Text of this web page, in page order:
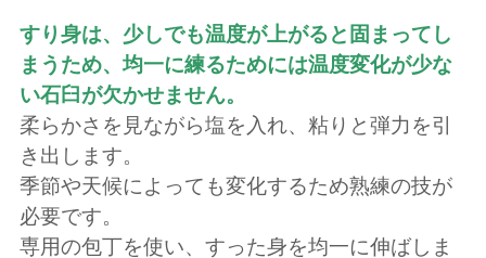
すり身は、少しでも温度が上がると固まってし
まうため、均一に練るためには温度変化が少な
い石臼が欠かせません。
柔らかさを見ながら塩を入れ、粘りと弾力を引
き出します。
季節や天候によっても変化するため熟練の技が
必要です。
専用の包丁を使い、すった身を均一に伸ばしま